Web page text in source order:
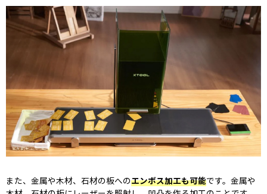
また、金属や木材、石材の板へのエンボス加工も可能です。金属や